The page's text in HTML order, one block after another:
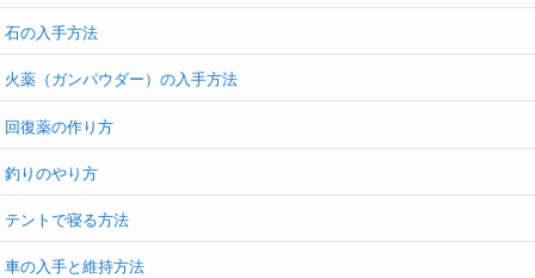
石の入手方法
火薬（ガンパウダー）の入手方法
回復薬の作り方
釣りのやり方
テントで寝る方法
車の入手と維持方法